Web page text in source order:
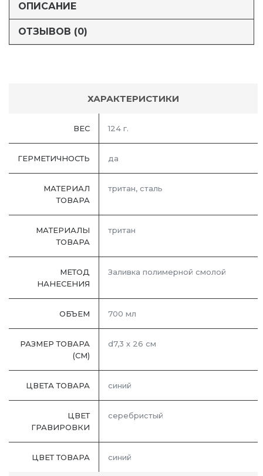
ОПИСАНИЕ
ОТЗЫВОВ (0)
ХАРАКТЕРИСТИКИ
ВЕС 124 г.
ГЕРМЕТИЧНОСТЬ да
МАТЕРИАЛ
ТОВАРА
тритан, сталь
МАТЕРИАЛЫ
ТОВАРА
тритан
МЕТОД
НАНЕСЕНИЯ
Заливка полимерной смолой
ОБЪЕМ 700 мл
РАЗМЕР ТОВАРА
(СМ)
d7,3 х 26 см
ЦВЕТА ТОВАРА синий
ЦВЕТ
ГРАВИРОВКИ
серебристый
ЦВЕТ ТОВАРА синий